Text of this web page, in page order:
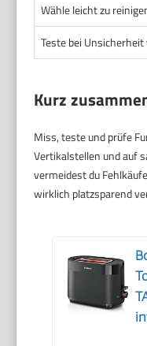
Wähle leicht zu
Teste bei
Kurz
Miss, teste und prüfe
Vertikalstellen und auf
vermeidest du
wirklich platzsparend